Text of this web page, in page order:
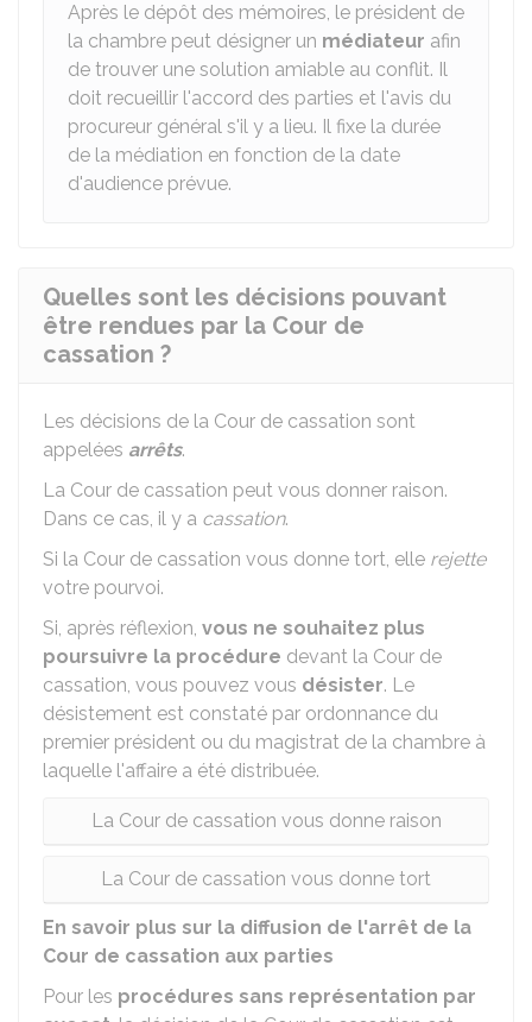
Après le dépôt des mémoires, le président de
la chambre peut désigner un médiateur afin
de trouver une solution amiable au conflit. Il
doit recueillir l'accord des parties et l'avis du
procureur général s'il y a lieu. Il fixe la durée
de la médiation en fonction de la date
d'audience prévue.
Quelles sont les décisions pouvant
être rendues par la Cour de
cassation ?
Les décisions de la Cour de cassation sont
appelées arrêts.
La Cour de cassation peut vous donner raison.
Dans ce cas, il y a cassation.
Si la Cour de cassation vous donne tort, elle rejette
votre pourvoi.
Si, après réflexion, vous ne souhaitez plus
poursuivre la procédure devant la Cour de
cassation, vous pouvez vous désister. Le
désistement est constaté par ordonnance du
premier président ou du magistrat de la chambre à
laquelle l'affaire a été distribuée.
La Cour de cassation vous donne raison
La Cour de cassation vous donne tort
En savoir plus sur la diffusion de l'arrêt de la
Cour de cassation aux parties
Pour les procédures sans représentation par